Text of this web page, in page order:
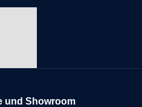
und Showroom